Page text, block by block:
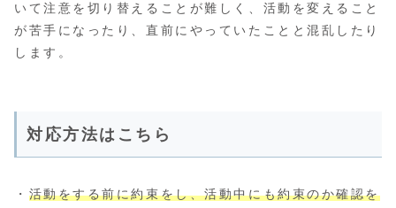
いて注意を切り替えることが難しく、活動を変えること
が苦手になったり、直前にやっていたことと混乱したり
します。
対応方法はこちら
・ 活動をする前に約束をし、活動中にも約束のか確認を